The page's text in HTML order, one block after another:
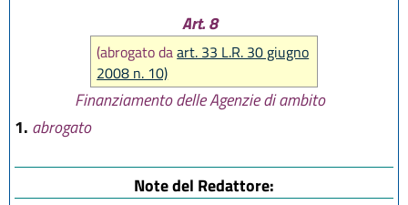
Art. 8
(abrogato daart. 33 L.R. 30 giugno
2008 n. 10)
Finanziamento delle Agenzie di ambito
1. abrogato
Note del Redattore: